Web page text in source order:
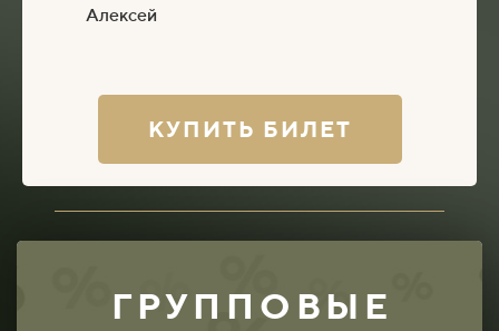
Алексей
КУПИТЬ БИЛЕТ
ГРУППОВЫЕ